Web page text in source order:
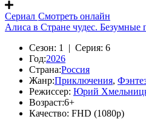
Сериал Смотреть онлайн
Алиса в Стране чудес. Безумные
Сезон: 1 | Серия: 6
Год:2026
Страна:Россия
Жанр:Приключения,
Режиссер: Юрий
Возраст:6+
Качество: FHD (1080p)